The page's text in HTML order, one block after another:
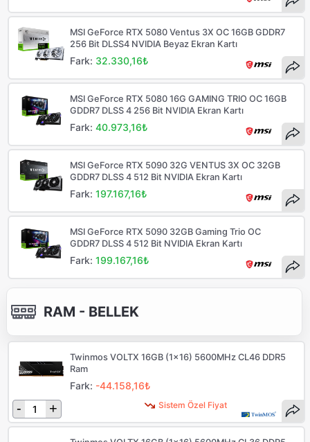
MSI GeForce RTX 5080 Ventus 3X OC 16GB GDDR7
256 Bit DLSS4 NVIDIA Beyaz Ekran Kartı
Fark: 32.330,16₺
MSI GeForce RTX 5080 16G GAMING TRIO OC 16GB
GDDR7 DLSS 4 256 Bit NVIDIA Ekran Kartı
Fark:40.973,16₺
MSI GeForce RTX 5090 32G VENTUS 3X OC 32GB
GDDR7 DLSS 4 512 Bit NVIDIA Ekran Kartı
Fark:197.167,16₺
MSI GeForce RTX 5090 32GB Gaming Trio OC
GDDR7 DLSS 4 512 Bit NVIDIA Ekran Kartı
Fark:199.167,16₺
RAM - BELLEK
Sistem Özel Fiyat
Twinmos VOLTX 16GB (1x16) 5600MHz CL46 DDR5
Ram
Fark: -44.158,16₺
- +